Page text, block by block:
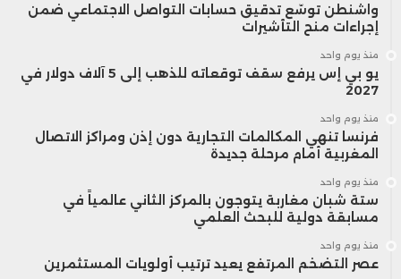
واشنطن توسّع تدقيق حسابات التواصل الاجتماعي ضمن
إجراءات منح التأشيرات
منذ يوم واحد
يو بي إس يرفع سقف توقعاته للذهب إلى 5 آلاف دولار في
2027
منذ يوم واحد
فرنسا تنهي المكالمات التجارية دون إذن ومراكز الاتصال
المغربية أمام مرحلة جديدة
منذ يوم واحد
ستة شبان مغاربة يتوجون بالمركز الثاني عالمياً في
مسابقة دولية للبحث العلمي
منذ يوم واحد
عصر التضخم المرتفع يعيد ترتيب أولويات المستثمرين